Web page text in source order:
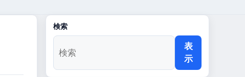
検索
表
示